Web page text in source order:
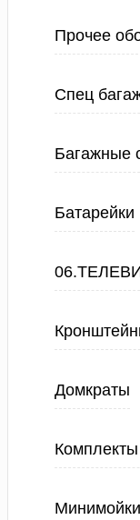
Прочее
Спец
Багажные
Батарейки
Домкраты
Минимойки